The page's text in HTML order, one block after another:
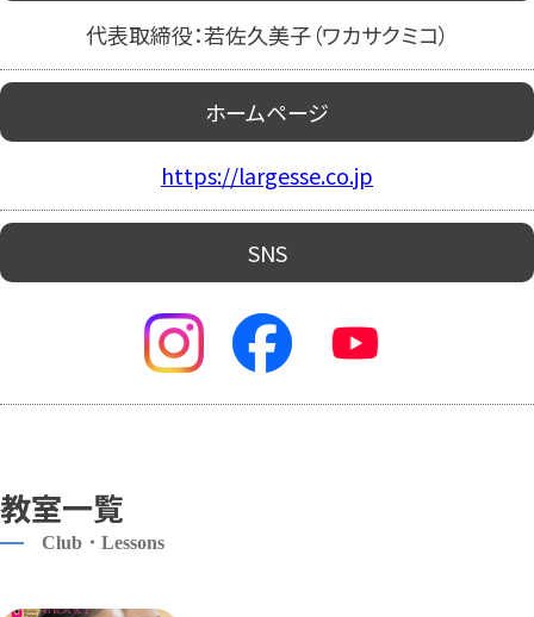
代表取締役：若佐久美子（ワカサクミコ）
ホームページ
https://largesse.co.jp
SNS
教室一覧
Club・Lessons